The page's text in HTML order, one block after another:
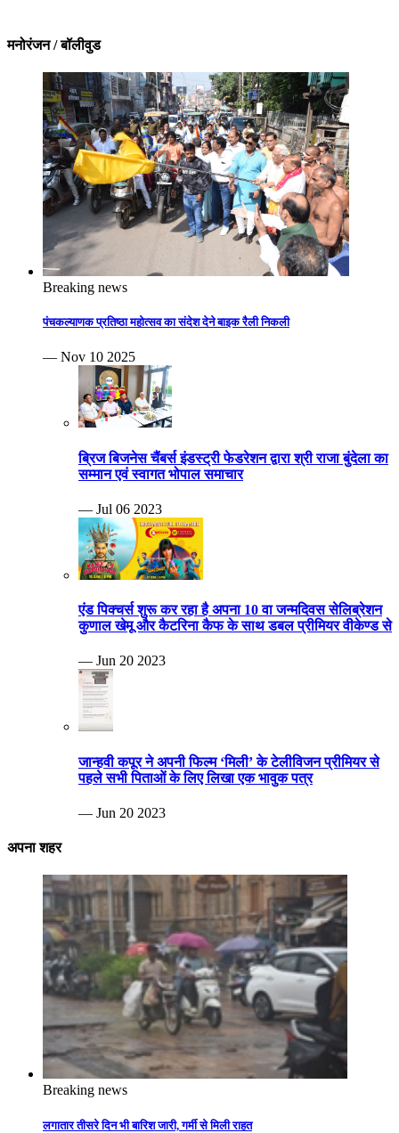
मनोरंजन / बॉलीवुड
Breaking news
पंचकल्याणक प्रतिष्ठा महोत्सव का संदेश देने बाइक रैली निकली
— Nov 10 2025
ब्रिज बिजनेस चैंबर्स इंडस्ट्री फेडरेशन द्वारा श्री राजा बुंदेला का
सम्मान एवं स्वागत भोपाल समाचार
— Jul 06 2023
एंड पिक्चर्स शुरू कर रहा है अपना 10 वा जन्मदिवस सेलिब्रेशन
कुणाल खेमू और कैटरिना कैफ के साथ डबल प्रीमियर वीकेण्ड से
— Jun 20 2023
जान्हवी कपूर ने अपनी फिल्म ‘मिली’ के टेलीविजन प्रीमियर से
पहले सभी पिताओं के लिए लिखा एक भावुक पत्र
— Jun 20 2023
अपना शहर
Breaking news
लगातार तीसरे दिन भी बारिश जारी, गर्मी से मिली राहत